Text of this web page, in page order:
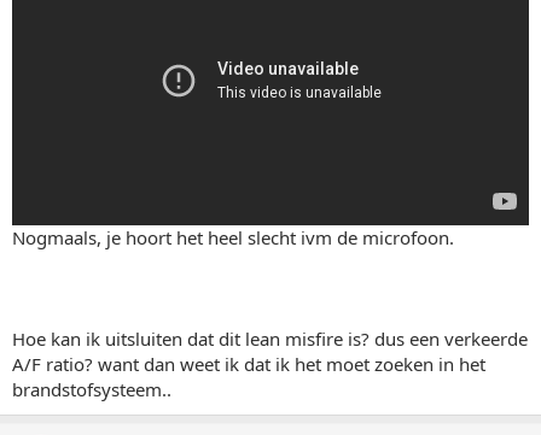
Nogmaals, je hoort het heel slecht ivm de microfoon.
Hoe kan ik uitsluiten dat dit lean misfire is? dus een verkeerde
A/F ratio? want dan weet ik dat ik het moet zoeken in het
brandstofsysteem..